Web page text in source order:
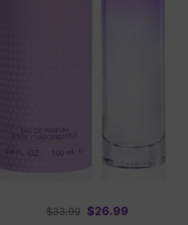
$33.99
Original
$26.99Current